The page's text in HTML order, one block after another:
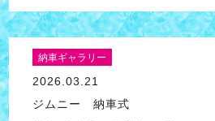
納車ギャラリー
2026.03.21
ジムニー 納車式